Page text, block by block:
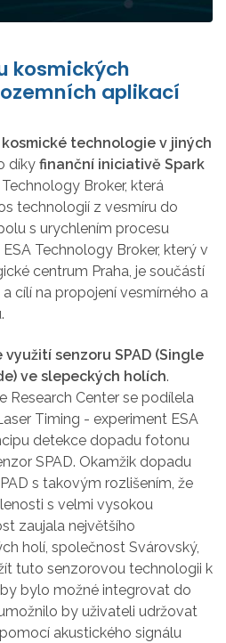
kosmických
aplikací
technologie v jiných
díky finanční iniciativě Spark
Broker, která
technologií z vesmíru do
s urychlením procesu
Technology Broker, který v
centrum Praha, je součástí
cílí na propojení vesmírného a
senzoru SPAD (Single
ve slepeckých holích.
Research Center se podílela
Timing - experiment ESA
detekce dopadu fotonu
SPAD. Okamžik dopadu
s takovým rozlišením, že
s velmi vysokou
zaujala největšího
holí, společnost Svárovský,
tuto senzorovou technologii k
bylo možné integrovat do
by uživateli udržovat
akustického signálu